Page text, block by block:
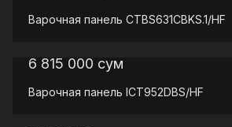
Варочная панель CTBS631CBKS.1/HF
6 815 000 сум
Варочная панель ICT952DBS/HF